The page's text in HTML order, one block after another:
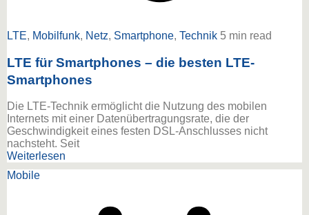
LTE, Mobilfunk, Netz, Smartphone, Technik 5 min read
LTE für Smartphones – die besten LTE-
Smartphones
Die LTE-Technik ermöglicht die Nutzung des mobilen
Internets mit einer Datenübertragungsrate, die der
Geschwindigkeit eines festen DSL-Anschlusses nicht
nachsteht. Seit
Weiterlesen
Mobile